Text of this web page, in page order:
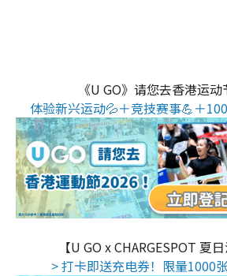
《U GO》请您去香港运动
体验新兴运动💦＋竞技赛事💪＋
【U GO x CHARGESPOT 夏日
> 打卡即送充电券！限量1000